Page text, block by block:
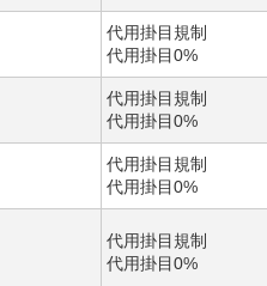
代用掛目規制
代用掛目0%
代用掛目規制
代用掛目0%
代用掛目規制
代用掛目0%
代用掛目規制
代用掛目0%